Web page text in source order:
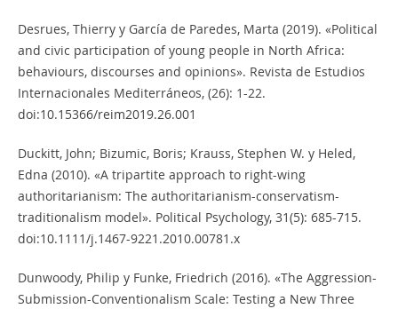
Desrues, Thierry y García de Paredes, Marta (2019). «Political
and civic participation of young people in North Africa:
behaviours, discourses and opinions». Revista de Estudios
Internacionales Mediterráneos, (26): 1-22.
doi:10.15366/reim2019.26.001
Duckitt, John; Bizumic, Boris; Krauss, Stephen W. y Heled,
Edna (2010). «A tripartite approach to right-wing
authoritarianism: The authoritarianism-conservatism-
traditionalism model». Political Psychology, 31(5): 685-715.
doi:10.1111/j.1467-9221.2010.00781.x
Dunwoody, Philip y Funke, Friedrich (2016). «The Aggression-
Submission-Conventionalism Scale: Testing a New Three